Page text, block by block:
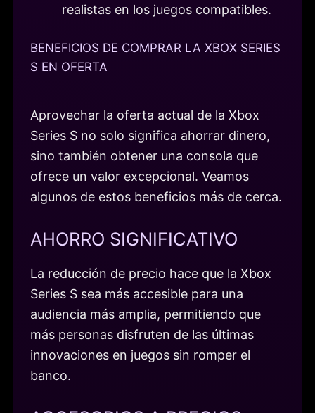
realistas en los juegos compatibles.
BENEFICIOS DE COMPRAR LA XBOX SERIES
S EN OFERTA
Aprovechar la oferta actual de la Xbox
Series S no solo significa ahorrar dinero,
sino también obtener una consola que
ofrece un valor excepcional. Veamos
algunos de estos beneficios más de cerca.
AHORRO SIGNIFICATIVO
La reducción de precio hace que la Xbox
Series S sea más accesible para una
audiencia más amplia, permitiendo que
más personas disfruten de las últimas
innovaciones en juegos sin romper el
banco.